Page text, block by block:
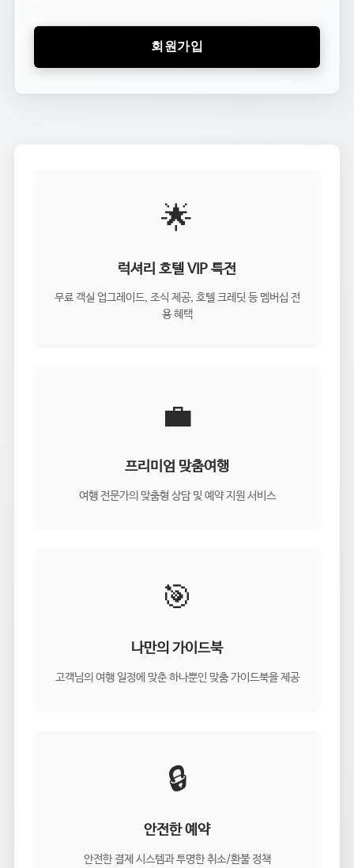
회원가입
🌟
럭셔리 호텔 VIP 특전
무료 객실 업그레이드, 조식 제공, 호텔 크레딧 등 멤버십 전
용 혜택
💼
프리미엄 맞춤여행
여행 전문가의 맞춤형 상담 및 예약 지원 서비스
🎯
나만의 가이드북
고객님의 여행 일정에 맞춘 하나뿐인 맞춤 가이드북을 제공
🔒
안전한 예약
안전한 결제 시스템과 투명한 취소/환불 정책